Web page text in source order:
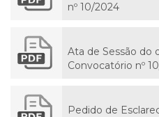
nº 10/2024
Ata de Sessão do
Convocatório nº
Pedido de